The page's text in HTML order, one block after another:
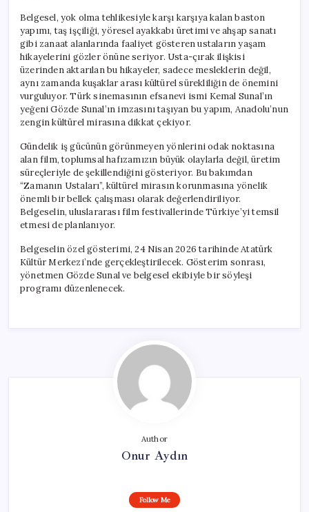
Belgesel, yok olma tehlikesiyle karşı karşıya kalan baston
yapımı, taş işçiliği, yöresel ayakkabı üretimi ve ahşap sanatı
gibi zanaat alanlarında faaliyet gösteren ustaların yaşam
hikayelerini gözler önüne seriyor. Usta-çırak ilişkisi
üzerinden aktarılan bu hikayeler, sadece mesleklerin değil,
aynı zamanda kuşaklar arası kültürel sürekliliğin de önemini
vurguluyor. Türk sinemasının efsanevi ismi Kemal Sunal’ın
yeğeni Gözde Sunal’ın imzasını taşıyan bu yapım, Anadolu’nun
zengin kültürel mirasına dikkat çekiyor.
Gündelik iş gücünün görünmeyen yönlerini odak noktasına
alan film, toplumsal hafızamızın büyük olaylarla değil, üretim
süreçleriyle de şekillendiğini gösteriyor. Bu bakımdan
“Zamanın Ustaları”, kültürel mirasın korunmasına yönelik
önemli bir bellek çalışması olarak değerlendiriliyor.
Belgeselin, uluslararası film festivallerinde Türkiye’yi temsil
etmesi de planlanıyor.
Belgeselin özel gösterimi, 24 Nisan 2026 tarihinde Atatürk
Kültür Merkezi’nde gerçekleştirilecek. Gösterim sonrası,
yönetmen Gözde Sunal ve belgesel ekibiyle bir söyleşi
programı düzenlenecek.
Author
Onur Aydın
Follow Me